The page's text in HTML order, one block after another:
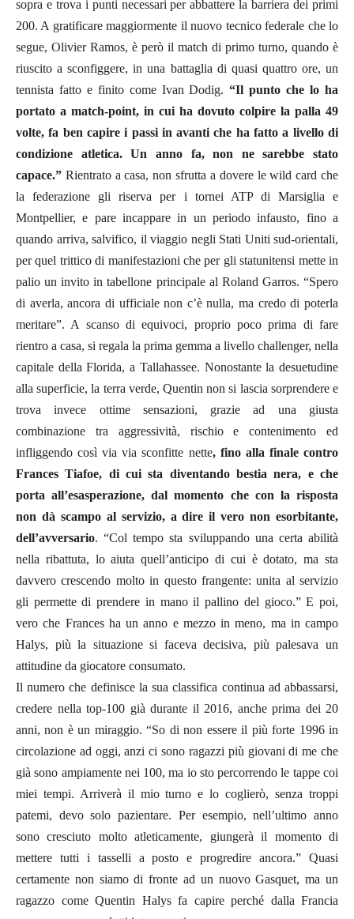
sopra e trova i punti necessari per abbattere la barriera dei primi
200. A gratificare maggiormente il nuovo tecnico federale che lo
segue, Olivier Ramos, è però il match di primo turno, quando è
riuscito a sconfiggere, in una battaglia di quasi quattro ore, un
tennista fatto e finito come Ivan Dodig.“Il punto che lo ha
portato a match-point, in cui ha dovuto colpire la palla 49
volte, fa ben capire i passi in avanti che ha fatto a livello di
condizione atletica. Un anno fa, non ne sarebbe stato
capace.” Rientrato a casa, non sfrutta a dovere le wild card che
la federazione gli riserva per i tornei ATP di Marsiglia e
Montpellier, e pare incappare in un periodo infausto, fino a
quando arriva, salvifico, il viaggio negli Stati Uniti sud-orientali,
per quel trittico di manifestazioni che per gli statunitensi mette in
palio un invito in tabellone principale al Roland Garros. “Spero
di averla, ancora di ufficiale non c’è nulla, ma credo di poterla
meritare”. A scanso di equivoci, proprio poco prima di fare
rientro a casa, si regala la prima gemma a livello challenger, nella
capitale della Florida, a Tallahassee. Nonostante la desuetudine
alla superficie, la terra verde, Quentin non si lascia sorprendere e
trova invece ottime sensazioni, grazie ad una giusta
combinazione tra aggressività, rischio e contenimento ed
infliggendo così via via sconfitte nette, fino alla finale contro
Frances Tiafoe, di cui sta diventando bestia nera, e che
porta all’esasperazione, dal momento che con la risposta
non dà scampo al servizio, a dire il vero non esorbitante,
dell’avversario. “Col tempo sta sviluppando una certa abilità
nella ribattuta, lo aiuta quell’anticipo di cui è dotato, ma sta
davvero crescendo molto in questo frangente: unita al servizio
gli permette di prendere in mano il pallino del gioco.” E poi,
vero che Frances ha un anno e mezzo in meno, ma in campo
Halys, più la situazione si faceva decisiva, più palesava un
attitudine da giocatore consumato.
Il numero che definisce la sua classifica continua ad abbassarsi,
credere nella top-100 già durante il 2016, anche prima dei 20
anni, non è un miraggio. “So di non essere il più forte 1996 in
circolazione ad oggi, anzi ci sono ragazzi più giovani di me che
già sono ampiamente nei 100, ma io sto percorrendo le tappe coi
miei tempi. Arriverà il mio turno e lo coglierò, senza troppi
patemi, devo solo pazientare. Per esempio, nell’ultimo anno
sono cresciuto molto atleticamente, giungerà il momento di
mettere tutti i tasselli a posto e progredire ancora.” Quasi
certamente non siamo di fronte ad un nuovo Gasquet, ma un
ragazzo come Quentin Halys fa capire perché dalla Francia